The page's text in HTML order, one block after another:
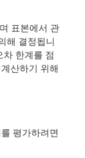
표본에서 관
해 결정됩니
한계를 점
산하기 위해
평가하려면